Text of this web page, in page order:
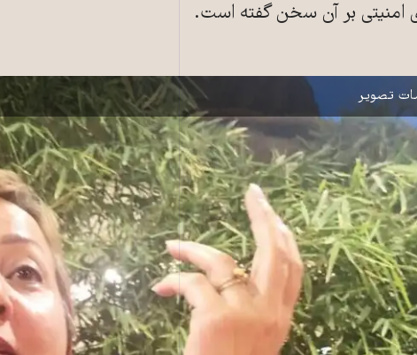
امنیتی بر آن سخن گفته است.
تصویر